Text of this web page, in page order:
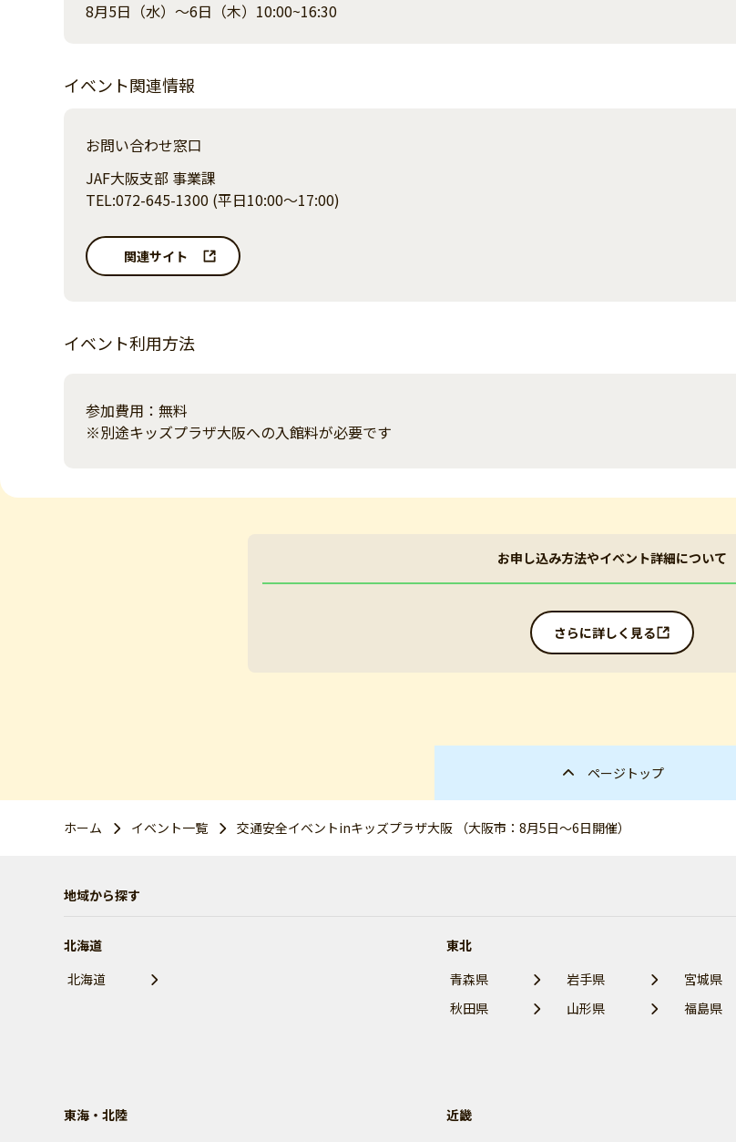
8月5日（水）～6日（木）10:00~16:30
イベント関連情報
お問い合わせ窓口
JAF大阪支部 事業課
TEL:072-645-1300 (平日10:00～17:00)
関連サイト
イベント利用方法
参加費用：無料
※別途キッズプラザ大阪への入館料が必要です
お申し込み方法やイベント詳細について
さらに詳しく見る
ページトップ
ホーム イベント一覧 交通安全イベントinキッズプラザ大阪 （大阪市：8月5日～6日開催）
地域から探す
北海道
北海道
東北
青森県
岩手県
宮城県
秋田県
山形県 福島県
東海・北陸
近畿